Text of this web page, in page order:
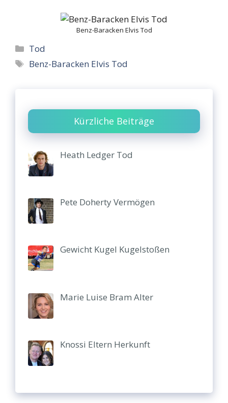
Benz-Baracken Elvis Tod
Categories
Tod
Tags
Benz-Baracken Elvis Tod
Kürzliche Beiträge
Heath Ledger Tod
Pete Doherty Vermögen
Gewicht Kugel Kugelstoßen
Marie Luise Bram Alter
Knossi Eltern Herkunft